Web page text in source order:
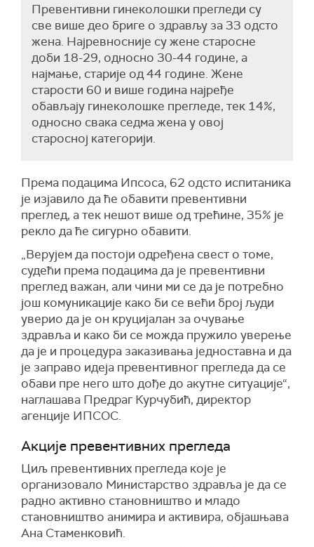
Превентивни гинеколошки прегледи су
све више део бриге о здрављу за 33 одсто
жена. Најревносније су жене старосне
доби 18-29, односно 30-44 године, а
најмање, старије од 44 године. Жене
старости 60 и више година најређе
обављају гинеколошке прегледе, тек 14%,
односно свака седма жена у овој
старосној категорији.
Према подацима Ипсоса, 62 одсто испитаника
је изјавило да ће обавити превентивни
преглед, а тек нешот више од трећине, 35% је
рекло да ће сигурно обавити.
„Верујем да постоји одређена свест о томе,
судећи према подацима да је превентивни
преглед важан, али чини ми се да је потребно
још комуникације како би се већи број људи
уверио да је он круцијалан за очување
здравља и како би се можда пружило уверење
да је и процедура заказивања једноставна и да
је заправо идеја превентивног прегледа да се
обави пре него што дође до акутне ситуације“,
наглашава Предраг Курчубић, директор
агенције ИПСОС.
Акције превентивних прегледа
Циљ превентивних прегледа које је
организовало Министарство здравља је да се
радно активно становништво и младо
становништво анимира и активира, објашњава
Ана Стаменковић.